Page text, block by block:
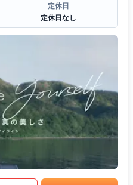
定休日
定休日なし